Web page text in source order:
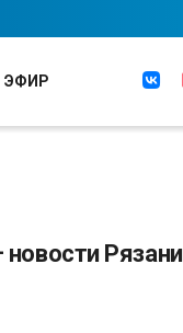
ЭФИР
Рязани